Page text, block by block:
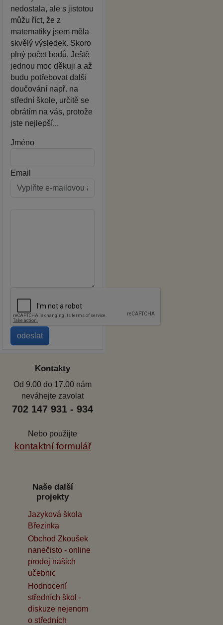
nedostala, ale s jistotou
můžu říct, že z
matematiky jsem měla
skvělý výsledek. Skoro
plný počet bodů. Ještě
jednou moc děkuji a až
budu potřebovat další
doučování např. na
střední škole, určitě se
obrátím na vás, protože
jste nejlepší...
Jméno
Email
Kontakty
Od 9.00 do 17.00 nám
neváhejte zavolat
702 147 931 - 934
Nebo použijte
kontaktní formulář
Naše další
projekty
Jazyková škola
Březinka
Obchod Zkoušek
nanečisto - online
prodej našich
učebnic
Hodnocení
středních škol -
diskuze nejenom
o středních